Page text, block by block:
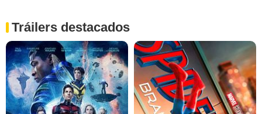
Tráilers destacados